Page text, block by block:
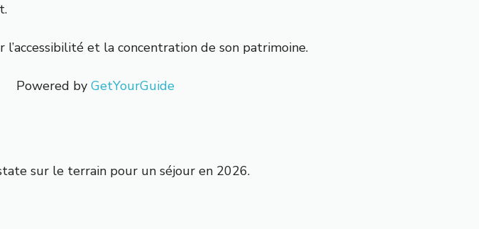
et la concentration de son patrimoine.
Powered by GetYourGuide
sur le terrain pour un séjour en 2026.